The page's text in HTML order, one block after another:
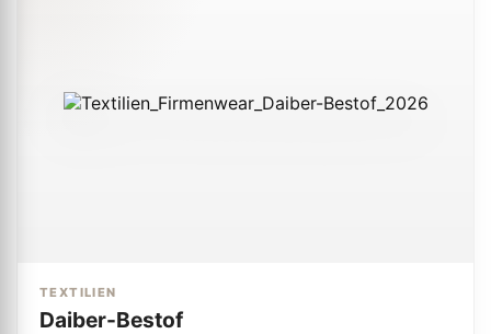
TEXTILIEN
Daiber-Bestof